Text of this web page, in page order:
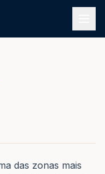
das zonas mais